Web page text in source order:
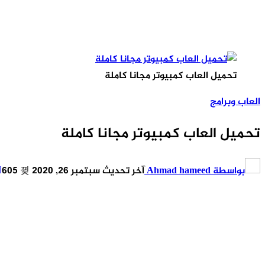
تحميل العاب كمبيوتر مجانا كاملة
العاب وبرامج
تحميل العاب كمبيوتر مجانا كاملة
بواسطةAhmad hameedآخر تحديثسبتمبر 26, 2020